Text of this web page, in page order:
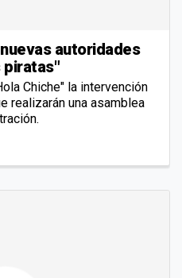
autoridades
piratas"
Chiche" la intervención
realizarán una asamblea